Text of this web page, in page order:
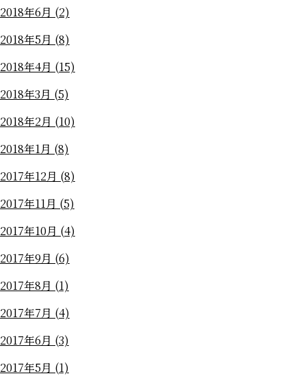
2018年6月 (2)
2018年5月 (8)
2018年4月 (15)
2018年3月 (5)
2018年2月 (10)
2018年1月 (8)
2017年12月 (8)
2017年11月 (5)
2017年10月 (4)
2017年9月 (6)
2017年8月 (1)
2017年7月 (4)
2017年6月 (3)
2017年5月 (1)